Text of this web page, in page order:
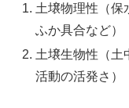
土壌物理性（保
ふか具合など）
土壌生物性（土
活動の活発さ）